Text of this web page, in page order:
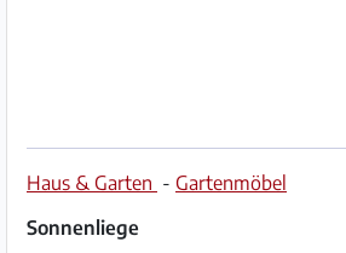
Hilfe
FAQ
Haus & Garten - Gartenmöbel
Sonnenliege